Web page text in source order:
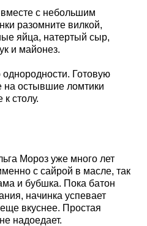
с небольшим
разомните вилкой,
яйца, натертый сыр,
и майонез.
Готовую
на остывшие ломтики
к столу.
Мороз уже много лет
с сайрой в масле, так
и бубшка. Пока батон
начинка успевает
вкуснее. Простая
надоедает.